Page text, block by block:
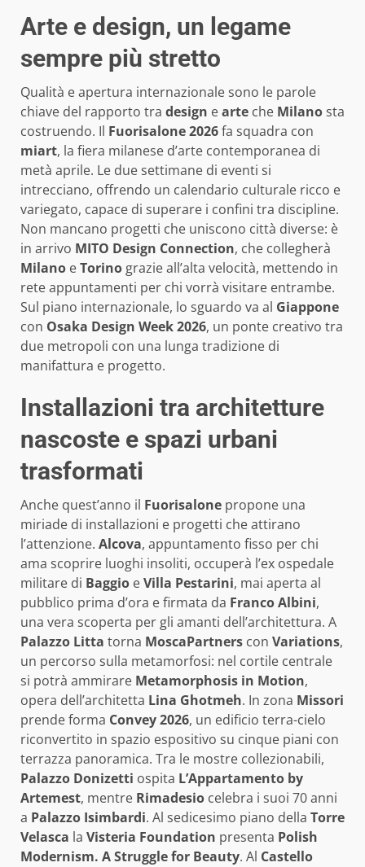
Arte e design, un legame
sempre più stretto
Qualità e apertura internazionale sono le parole
chiave del rapporto tra design earte che Milanosta
costruendo. Il Fuorisalone 2026fa squadra con
miart, la fiera milanese d’arte contemporanea di
metà aprile. Le due settimane di eventi si
intrecciano, offrendo un calendario culturale ricco e
variegato, capace di superare i confini tra discipline.
Non mancano progetti che uniscono città diverse: è
in arrivo MITO Design Connection, che collegherà
Milano eTorino grazie all’alta velocità, mettendo in
rete appuntamenti per chi vorrà visitare entrambe.
Sul piano internazionale, lo sguardo va al Giappone
con Osaka Design Week 2026, un ponte creativo tra
due metropoli con una lunga tradizione di
manifattura e progetto.
Installazioni tra architetture
nascoste e spazi urbani
trasformati
Anche quest’anno il Fuorisalone propone una
miriade di installazioni e progetti che attirano
l’attenzione. Alcova, appuntamento fisso per chi
ama scoprire luoghi insoliti, occuperà l’ex ospedale
militare di Baggio eVilla Pestarini, mai aperta al
pubblico prima d’ora e firmata da Franco Albini,
una vera scoperta per gli amanti dell’architettura. A
Palazzo Litta torna MoscaPartners con Variations,
un percorso sulla metamorfosi: nel cortile centrale
si potrà ammirare Metamorphosis in Motion,
opera dell’architetta Lina Ghotmeh. In zona Missori
prende forma Convey 2026, un edificio terra-cielo
riconvertito in spazio espositivo su cinque piani con
terrazza panoramica. Tra le mostre collezionabili,
Palazzo Donizetti ospita L’Appartamento by
Artemest, mentre Rimadesio celebra i suoi 70 anni
a Palazzo Isimbardi. Al sedicesimo piano della Torre
Velasca la Visteria Foundation presenta Polish
Modernism. A Struggle for Beauty. Al Castello